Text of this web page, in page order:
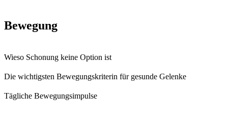
Bewegung
Wieso Schonung keine Option ist
Die wichtigsten Bewegungskriterin für gesunde Gelenke
Tägliche Bewegungsimpulse